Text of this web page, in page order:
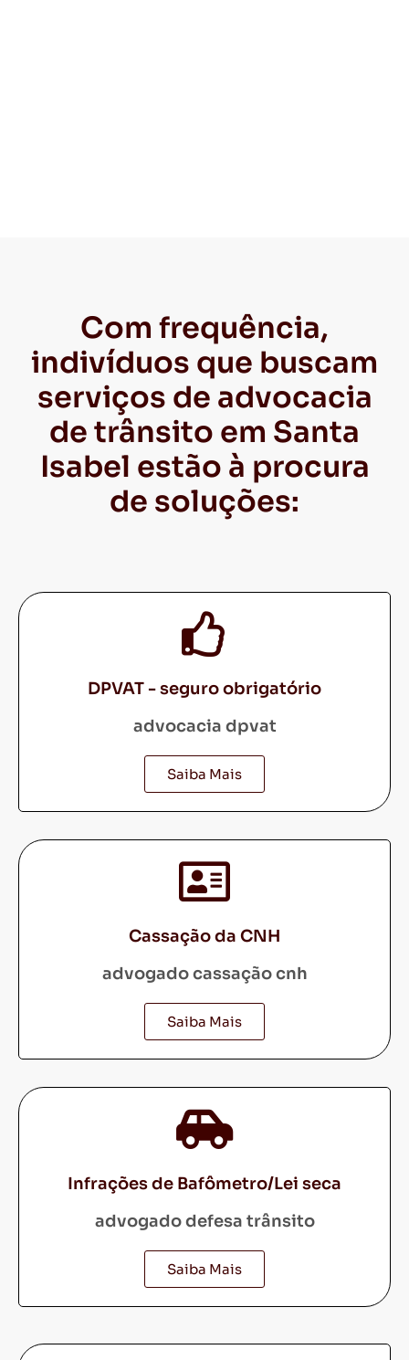
Com frequência,
indivíduos que buscam
serviços de advocacia
de trânsito em Santa
Isabel estão à procura
de soluções:
DPVAT - seguro obrigatório
advocacia dpvat
Saiba Mais
Cassação da CNH
advogado cassação cnh
Saiba Mais
Infrações de Bafômetro/Lei seca
advogado defesa trânsito
Saiba Mais